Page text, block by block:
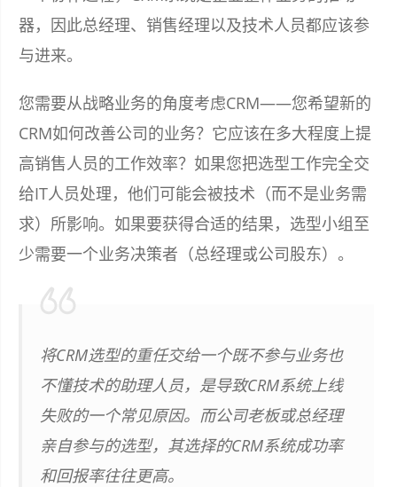
器，因此总经理、销售经理以及技术人员都应该参
与进来。
您需要从战略业务的角度考虑CRM——您希望新的
CRM如何改善公司的业务？它应该在多大程度上提
高销售人员的工作效率？如果您把选型工作完全交
给IT人员处理，他们可能会被技术（而不是业务需
求）所影响。如果要获得合适的结果，选型小组至
少需要一个业务决策者（总经理或公司股东）。
将CRM选型的重任交给一个既不参与业务也
不懂技术的助理人员，是导致CRM系统上线
失败的一个常见原因。而公司老板或总经理
亲自参与的选型，其选择的CRM系统成功率
和回报率往往更高。